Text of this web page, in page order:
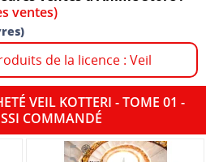
ventes)
de la licence : Veil
VEIL KOTTERI - TOME 01 -
COMMANDÉ